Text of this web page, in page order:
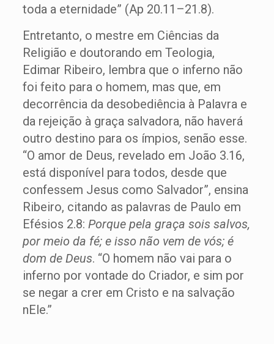
toda a eternidade” (Ap 20.11–21.8).
Entretanto, o mestre em Ciências da
Religião e doutorando em Teologia,
Edimar Ribeiro, lembra que o inferno não
foi feito para o homem, mas que, em
decorrência da desobediência à Palavra e
da rejeição à graça salvadora, não haverá
outro destino para os ímpios, senão esse.
“O amor de Deus, revelado em João 3.16,
está disponível para todos, desde que
confessem Jesus como Salvador”, ensina
Ribeiro, citando as palavras de Paulo em
Efésios 2.8: Porque pela graça sois salvos,
por meio da fé; e isso não vem de vós; é
dom de Deus. “O homem não vai para o
inferno por vontade do Criador, e sim por
se negar a crer em Cristo e na salvação
nEle.”